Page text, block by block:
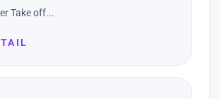
Take off...